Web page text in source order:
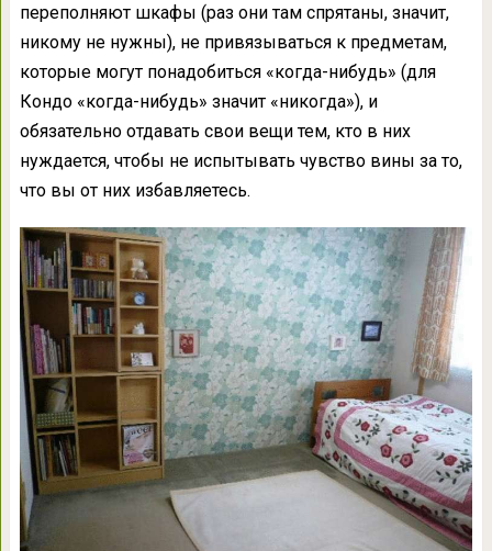
переполняют шкафы (раз они там спрятаны, значит,
никому не нужны), не привязываться к предметам,
которые могут понадобиться «когда-нибудь» (для
Кондо «когда-нибудь» значит «никогда»), и
обязательно отдавать свои вещи тем, кто в них
нуждается, чтобы не испытывать чувство вины за то,
что вы от них избавляетесь.